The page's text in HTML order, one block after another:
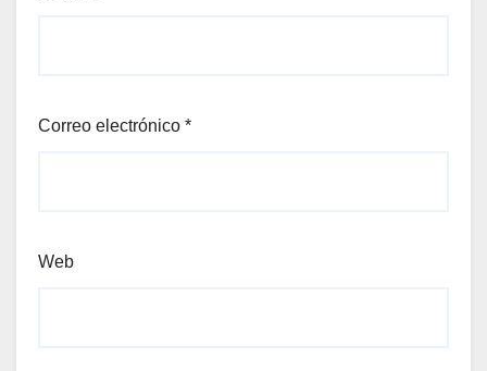
Correo electrónico *
Web